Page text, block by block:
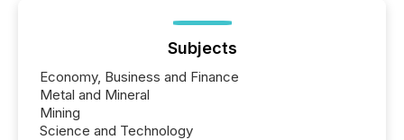
Subjects
Economy, Business and Finance
Metal and Mineral
Mining
Science and Technology